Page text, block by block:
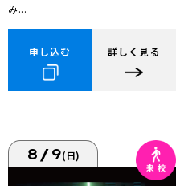
み...
申し込む 詳しく見る
8/9(日)